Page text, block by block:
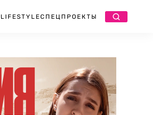
LIFESTYLEСПЕЦПРОЕКТЫ